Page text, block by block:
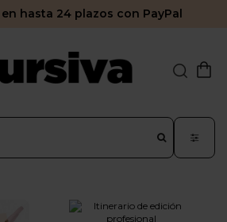
hasta 24 plazos con PayPal